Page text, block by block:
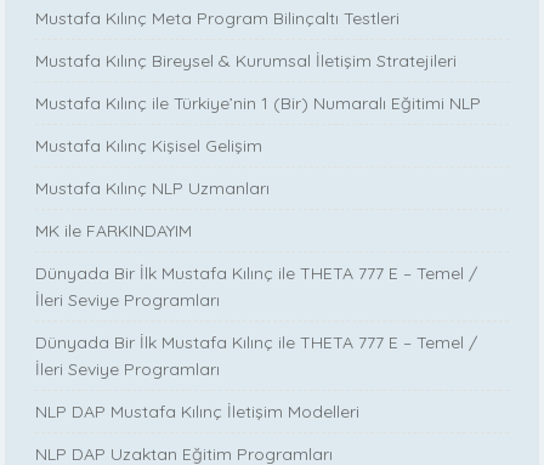
Mustafa Kılınç Meta Program Bilinçaltı Testleri
Mustafa Kılınç Bireysel & Kurumsal İletişim Stratejileri
Mustafa Kılınç ile Türkiye’nin 1 (Bir) Numaralı Eğitimi NLP
Mustafa Kılınç Kişisel Gelişim
Mustafa Kılınç NLP Uzmanları
MK ile FARKINDAYIM
Dünyada Bir İlk Mustafa Kılınç ile THETA 777 E – Temel /
İleri Seviye Programları
Dünyada Bir İlk Mustafa Kılınç ile THETA 777 E – Temel /
İleri Seviye Programları
NLP DAP Mustafa Kılınç İletişim Modelleri
NLP DAP Uzaktan Eğitim Programları